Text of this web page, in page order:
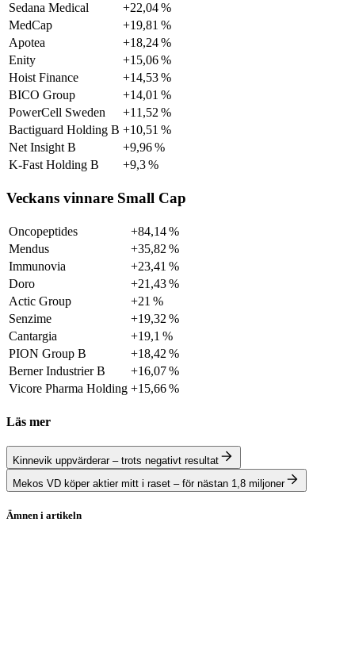
Sedana Medical
+22,04 %
MedCap
+19,81 %
Apotea
+18,24 %
Enity
+15,06 %
Hoist Finance
+14,53 %
BICO Group
+14,01 %
PowerCell Sweden
+11,52 %
Bactiguard Holding B +10,51 %
Net Insight B
+9,96 %
K-Fast Holding B
+9,3 %
Veckans vinnare Small Cap
Oncopeptides
+84,14 %
Mendus
+35,82 %
Immunovia
+23,41 %
Doro
+21,43 %
Actic Group
+21 %
Senzime
+19,32 %
Cantargia
+19,1 %
PION Group B
+18,42 %
Berner Industrier B
+16,07 %
Vicore Pharma Holding +15,66 %
Läs mer
Kinnevik uppvärderar – trots negativt resultat
Mekos VD köper aktier mitt i raset – för nästan 1,8 miljoner
Ämnen i artikeln